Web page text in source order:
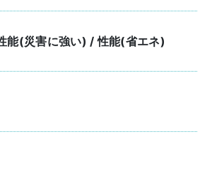
能(災害に強い) / 性能(省エネ)